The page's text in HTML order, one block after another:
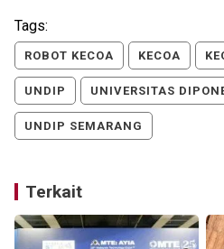
Tags:
ROBOT KECOA KECOA
UNDIP UNIVERSITAS
UNDIP SEMARANG
Terkait